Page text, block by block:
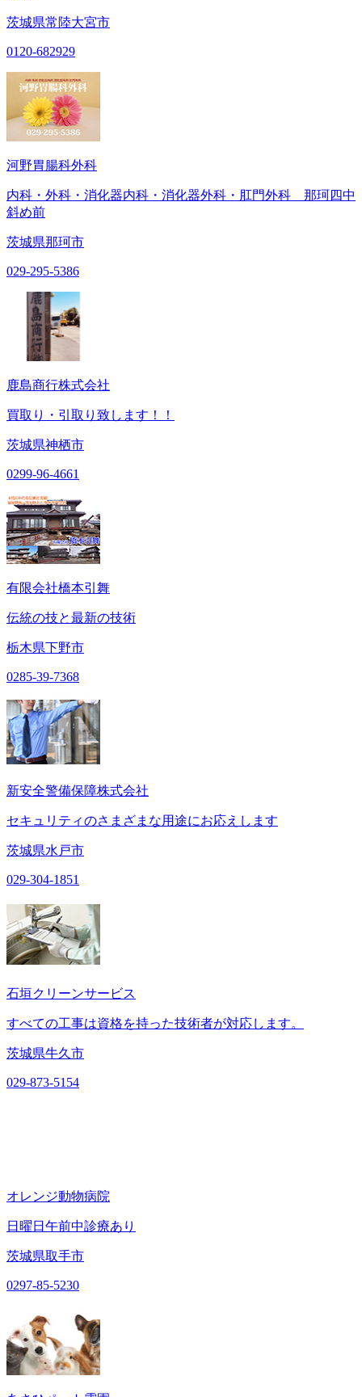
茨城県常陸大宮市
0120-682929
河野胃腸科外科
内科・外科・消化器内科・消化器外科・肛門外科 那珂四中
斜め前
茨城県那珂市
029-295-5386
鹿島商行株式会社
買取り・引取り致します！！
茨城県神栖市
0299-96-4661
有限会社橋本引舞
伝統の技と最新の技術
栃木県下野市
0285-39-7368
新安全警備保障株式会社
セキュリティのさまざまな用途にお応えします
茨城県水戸市
029-304-1851
石垣クリーンサービス
すべての工事は資格を持った技術者が対応します。
茨城県牛久市
029-873-5154
オレンジ動物病院
日曜日午前中診療あり
茨城県取手市
0297-85-5230